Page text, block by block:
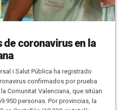
de coronavirus en la
i Salut Pública ha registrado
confirmados por prueba
Comunitat Valenciana, que sitúan
personas. Por provincias, la